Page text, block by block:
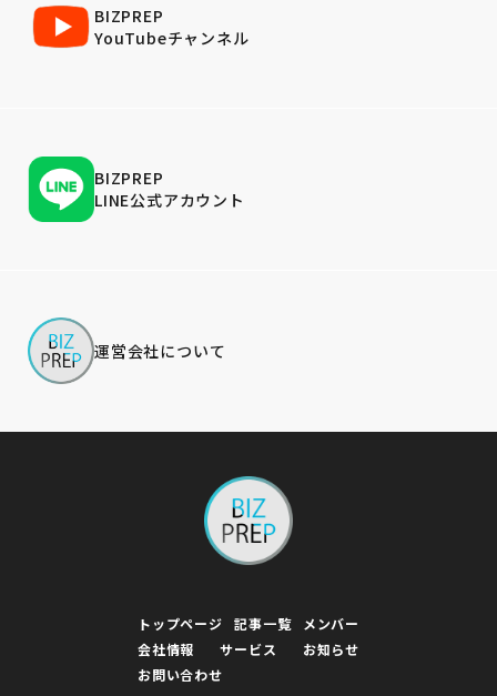
BIZPREP
YouTubeチャンネル
BIZPREP
LINE公式アカウント
運営会社について
トップページ 記事一覧
メンバー
会社情報
サービス
お知らせ
お問い合わせ